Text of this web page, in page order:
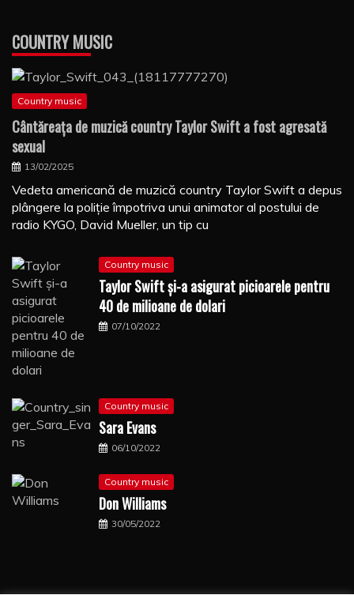
COUNTRY MUSIC
Country music
Cântăreaţa de muzică country Taylor Swift a fost agresată
sexual
13/02/2025
Vedeta americană de muzică country Taylor Swift a depus
plângere la poliţie împotriva unui animator al postului de
radio KYGO, David Mueller, un tip cu
Country music
Taylor Swift şi-a asigurat picioarele pentru
40 de milioane de dolari
07/10/2022
Country music
Sara Evans
06/10/2022
Country music
Don Williams
30/05/2022